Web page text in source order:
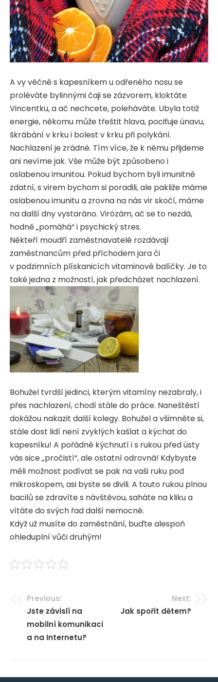
A vy věčně s kapesníkem u odřeného nosu se
proléváte bylinnými čaji se zázvorem, kloktáte
Vincentku, a ač nechcete, poleháváte. Ubyla totiž
energie, někomu může třeštit hlava, pociťuje únavu,
škrábání v krku i bolest v krku při polykání.
Nachlazení je zrádné. Tím více, že k němu přijdeme
ani nevíme jak. Vše může být způsobeno i
oslabenou imunitou. Pokud bychom byli imunitně
zdatní, s virem bychom si poradili, ale pakliže máme
oslabenou imunitu a zrovna na nás vir skočí, máme
na další dny vystaráno. Virózám, ač se to nezdá,
hodně „pomáhá“ i psychický stres.
Někteří moudří zaměstnavatelé rozdávají
zaměstnancům před příchodem jara či
v podzimních plískanicích vitaminové balíčky. Je to
také jedna z možností, jak předcházet nachlazení.
Bohužel tvrdší jedinci, kterým vitamíny nezabraly, i
přes nachlazení, chodí stále do práce. Naneštěstí
dokážou nakazit další kolegy. Bohužel a všimněte si,
stále dost lidí není zvyklých kašlat a kýchat do
kapesníku! A pořádné kýchnutí i s rukou před ústy
vás sice „pročistí“, ale ostatní odrovná! Kdybyste
měli možnost podívat se pak na vaši ruku pod
mikroskopem, asi byste se divili. A touto rukou plnou
bacilů se zdravíte s návštěvou, saháte na kliku a
vítáte do svých řad další nemocné.
Když už musíte do zaměstnání, buďte alespoň
ohleduplní vůči druhým!
Navigace
pro
příspěvek
Previous:
Jste závislí na
mobilní komunikaci
a na Internetu?
Next:
Jak spořit dětem?